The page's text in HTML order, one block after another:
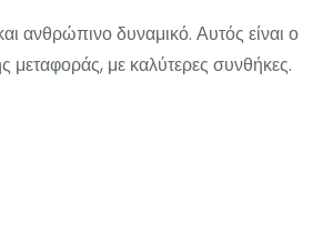
ανθρώπινο δυναμικό. Αυτός είναι ο
μεταφοράς, με καλύτερες συνθήκες.